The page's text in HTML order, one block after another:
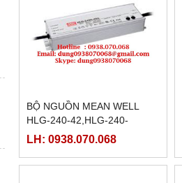
BỘ NGUỒN MEAN WELL
HLG-240-42,HLG-240-
42A,HLG-240-42B,HLG-240-
LH: 0938.070.068